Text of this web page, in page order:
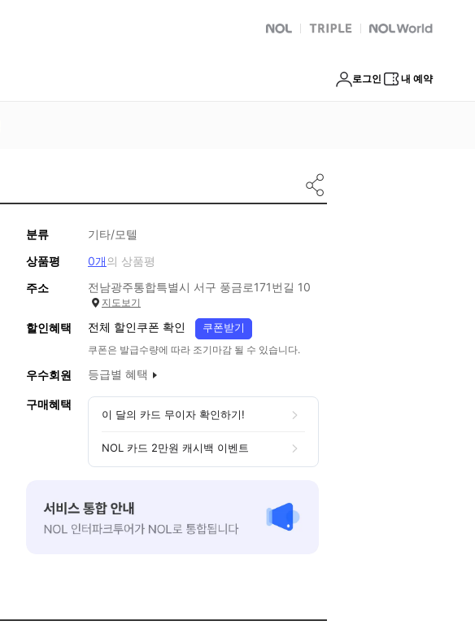
NOL 트리플 Global Interpark
로그인 내 예약
분류
기타/모텔
상품평
0개의 상품평
주소
전남광주통합특별시 서구 풍금로171번길 10
지도보기
할인혜택 전체 할인쿠폰 확인 쿠폰받기
쿠폰은 발급수량에 따라 조기마감 될 수 있습니다.
우수회원 등급별 혜택
구매혜택
이 달의 카드 무이자 확인하기!
NOL 카드 2만원 캐시백 이벤트